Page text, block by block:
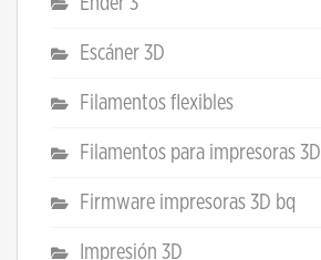
Escáner 3D
Filamentos flexibles
Filamentos para impresoras 3D
Firmware impresoras 3D bq
Impresión 3D